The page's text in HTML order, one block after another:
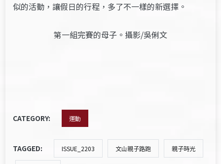
似的活動，讓假日的行程，多了不一樣的新選擇。
第一組完賽的母子。攝影/吳俐文
CATEGORY: 運動
TAGGED: ISSUE_2203 文山親子路跑 親子時光